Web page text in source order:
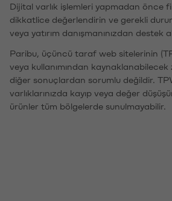
Dijital varlık işlemleri yapmadan önce
dikkatlice değerlendirin ve gerekli
veya yatırım danışmanınızdan destek
Paribu, üçüncü taraf web sitelerinin
veya kullanımından kaynaklanabilecek
diğer sonuçlardan sorumlu değildir.
varlıklarınızda kayıp veya değer
ürünler tüm bölgelerde sunulmayabilir.